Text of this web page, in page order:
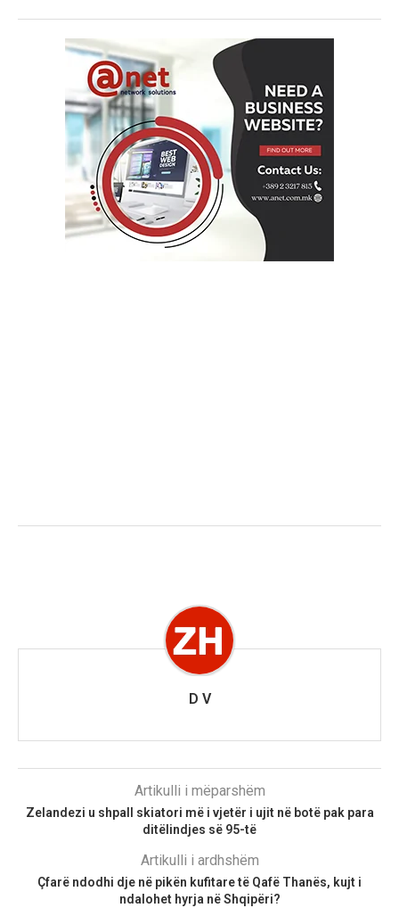
D V
Artikulli i mëparshëm
Zelandezi u shpall skiatori më i vjetër i ujit në botë pak para
ditëlindjes së 95-të
Artikulli i ardhshëm
Çfarë ndodhi dje në pikën kufitare të Qafë Thanës, kujt i
ndalohet hyrja në Shqipëri?